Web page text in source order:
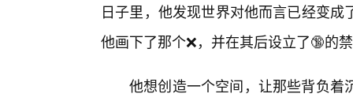
日子里，他发现世界对他而言已经变
他画下了那个❌，并在其后设立了🔞的
他想创造一个空间，让那些背负着